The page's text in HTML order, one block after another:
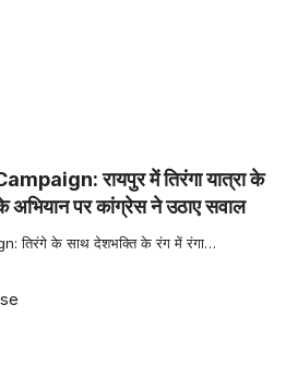
रायपुर में तिरंगा यात्रा के
अभियान पर कांग्रेस ने उठाए सवाल
तिरंगे के साथ देशभक्ति के रंग में रंगा…